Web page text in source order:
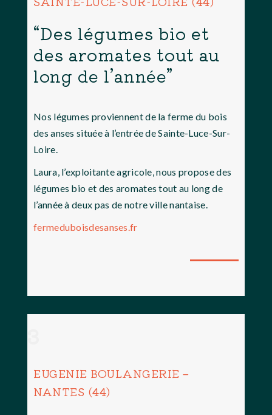
“Des légumes bio et
des aromates tout au
long de l’année”
Nos légumes proviennent de la ferme du bois
des anses située à l’entrée de Sainte-Luce-Sur-
Loire.
Laura, l’exploitante agricole, nous propose des
légumes bio et des aromates tout au long de
l’année à deux pas de notre ville nantaise.
fermeduboisdesanses.fr
EUGENIE BOULANGERIE –
NANTES (44)